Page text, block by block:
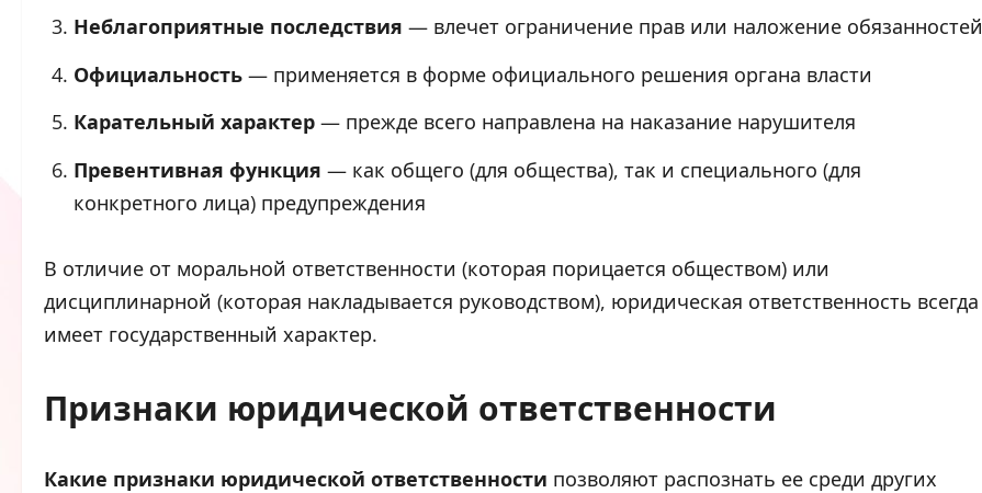
Неблагоприятные последствия — влечет ограничение прав или наложение обязанностей
Официальность — применяется в форме официального решения органа власти
Карательный характер — прежде всего направлена на наказание нарушителя
Превентивная функция — как общего (для общества), так и специального (для
конкретного лица) предупреждения
В отличие от моральной ответственности (которая порицается обществом) или
дисциплинарной (которая накладывается руководством), юридическая ответственность всегда
имеет государственный характер.
Признаки юридической ответственности
Какие признаки юридической ответственности позволяют распознать ее среди других